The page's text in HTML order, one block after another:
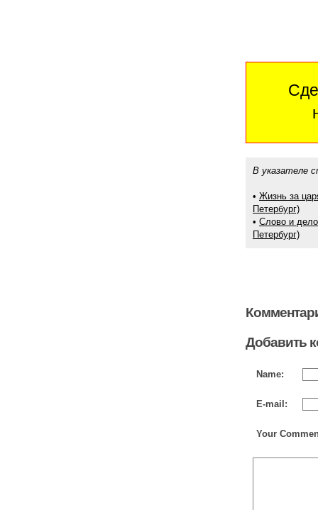
В указателе
• Жизнь за
Петербург)
• Слово и
Петербург)
Добавить
Name:
E-mail:
Your